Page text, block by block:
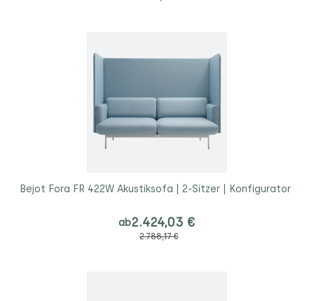
Bejot Fora FR 422W Akustiksofa | 2-Sitzer | Konfigurator
ab2.424,03 €
2.788,17 €